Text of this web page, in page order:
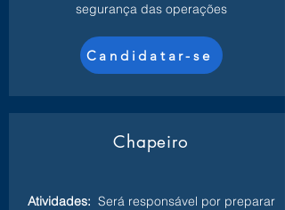
segurança das operações
Candidatar-se
Chapeiro
Atividades: Será responsável por preparar